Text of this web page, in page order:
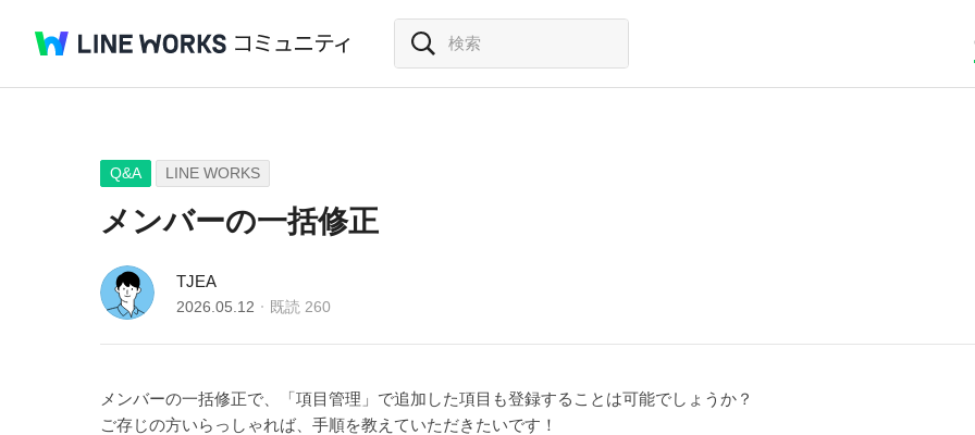
Q&A LINE WORKS
メンバーの一括修正
TJEA
2026.05.12 既読 260
メンバーの一括修正で、「項目管理」で追加した項目も登録することは可能でしょうか？
ご存じの方いらっしゃれば、手順を教えていただきたいです！